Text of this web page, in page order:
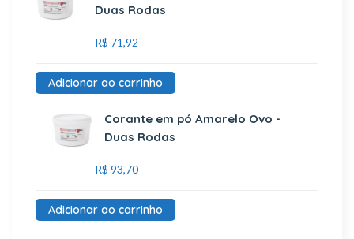
Duas Rodas
R$ 71,92
Adicionar ao carrinho
Corante em pó Amarelo Ovo -
Duas Rodas
R$ 93,70
Adicionar ao carrinho